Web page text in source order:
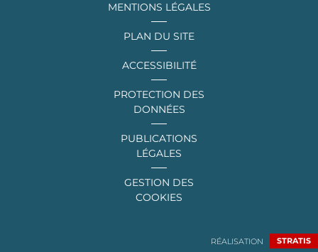
MENTIONS LÉGALES
PLAN DU SITE
ACCESSIBILITÉ
PROTECTION DES
DONNÉES
PUBLICATIONS
LÉGALES
GESTION DES
COOKIES
RÉALISATION STRATIS